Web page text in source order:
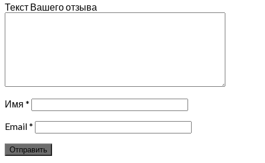
Текст Вашего отзыва
Имя *
Email*